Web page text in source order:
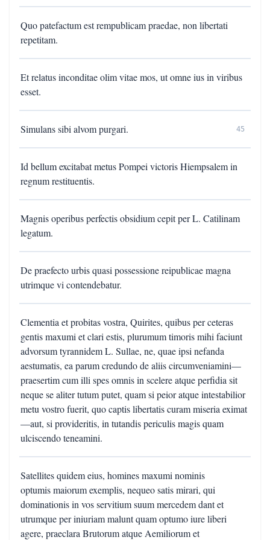
Quo patefactum est rempublicam praedae, non libertati
repetitam.
Et relatus inconditae olim vitae mos, ut omne ius in viribus
esset.
Simulans sibi alvom purgari. 45
Id bellum excitabat metus Pompei victoris Hiempsalem in
regnum restituentis.
Magnis operibus perfectis obsidium cepit per L. Catilinam
legatum.
De praefecto urbis quasi possessione reipublicae magna
utrimque vi contendebatur.
Clementia et probitas vostra, Quirites, quibus per ceteras
gentis maxumi et clari estis, plurumum timoris mihi faciunt
advorsum tyrannidem L. Sullae, ne, quae ipsi nefanda
aestumatis, ea parum credundo de aliis circumveniamini—
praesertim cum illi spes omnis in scelere atque perfidia sit
neque se aliter tutum putet, quam si peior atque intestabilior
metu vostro fuerit, quo captis libertatis curam miseria eximat
—aut, si provideritis, in tutandis periculis magis quam
ulciscendo teneamini.
Satellites quidem eius, homines maxumi nominis
optumis maiorum exemplis, nequeo satis mirari, qui
dominationis in vos servitium suum mercedem dant et
utrumque per iniuriam malunt quam optumo iure liberi
agere, praeclara Brutorum atque Aemiliorum et